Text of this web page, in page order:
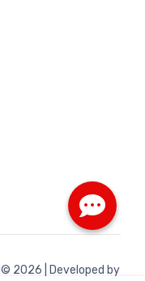
© 2026 | Developed by